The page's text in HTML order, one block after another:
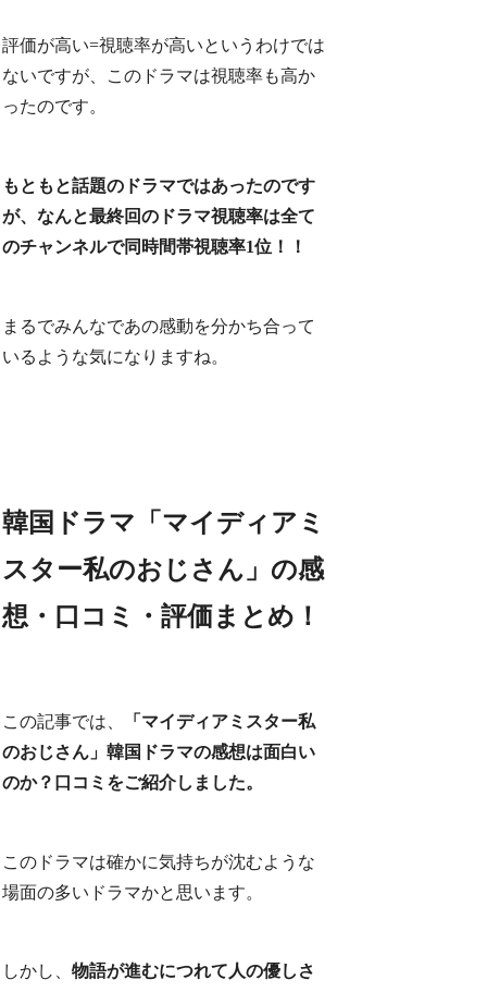
評価が高い=視聴率が高いというわけでは
ないですが、このドラマは視聴率も高か
ったのです。
もともと話題のドラマではあったのです
が、なんと最終回のドラマ視聴率は全て
のチャンネルで同時間帯視聴率1位！！
まるでみんなであの感動を分かち合って
いるような気になりますね。
韓国ドラマ「マイディアミ
スター私のおじさん」の感
想・口コミ・評価まとめ！
この記事では、
「マイディアミスター私
のおじさん」韓国ドラマの感想は面白い
のか？口コミをご紹介しました。
このドラマは確かに気持ちが沈むような
場面の多いドラマかと思います。
しかし、物語が進むにつれて人の優しさ